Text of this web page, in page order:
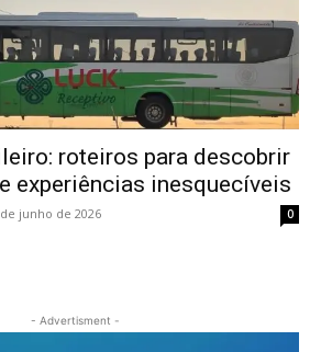
roteiros para descobrir
experiências inesquecíveis
junho de 2026 0
- Advertisment -